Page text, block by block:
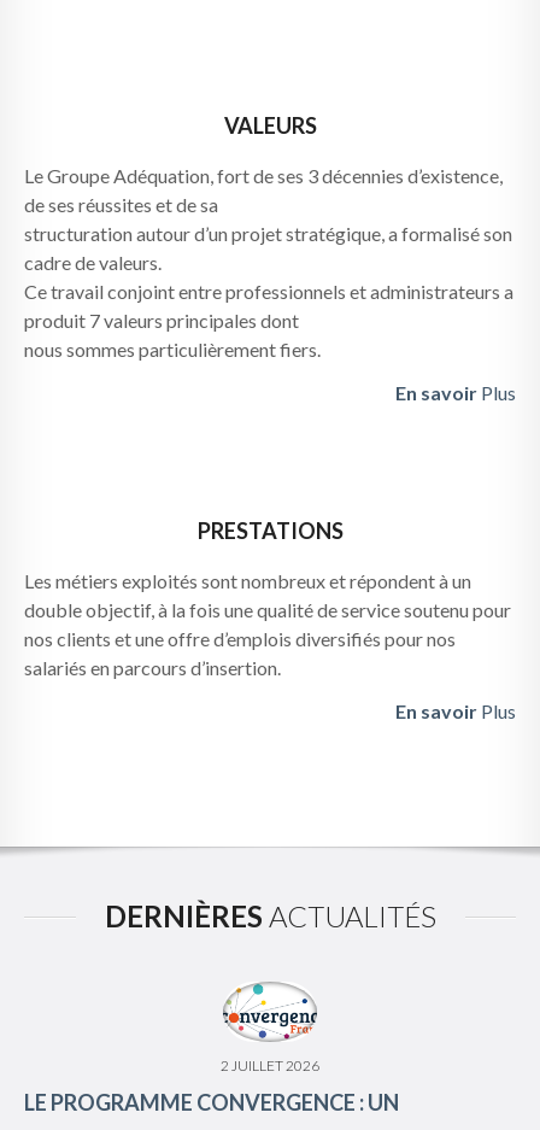
VALEURS
Le Groupe Adéquation, fort de ses 3 décennies d’existence,
de ses réussites et de sa
structuration autour d’un projet stratégique, a formalisé son
cadre de valeurs.
Ce travail conjoint entre professionnels et administrateurs a
produit 7 valeurs principales dont
nous sommes particulièrement fiers.
En savoir Plus
PRESTATIONS
Les métiers exploités sont nombreux et répondent à un
double objectif, à la fois une qualité de service soutenu pour
nos clients et une offre d’emplois diversifiés pour nos
salariés en parcours d’insertion.
En savoir Plus
DERNIÈRES ACTUALITÉS
2 JUILLET 2026
LE PROGRAMME CONVERGENCE : UN